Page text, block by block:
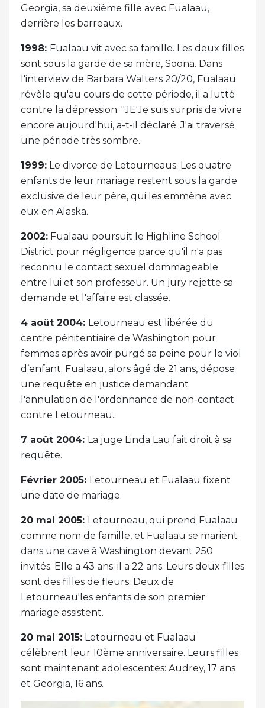
Georgia, sa deuxième fille avec Fualaau,
derrière les barreaux.
1998: Fualaau vit avec sa famille. Les deux filles
sont sous la garde de sa mère, Soona. Dans
l'interview de Barbara Walters 20/20, Fualaau
révèle qu'au cours de cette période, il a lutté
contre la dépression. "JE'Je suis surpris de vivre
encore aujourd'hui, a-t-il déclaré. J'ai traversé
une période très sombre.
1999: Le divorce de Letourneaus. Les quatre
enfants de leur mariage restent sous la garde
exclusive de leur père, qui les emmène avec
eux en Alaska.
2002: Fualaau poursuit le Highline School
District pour négligence parce qu'il n'a pas
reconnu le contact sexuel dommageable
entre lui et son professeur. Un jury rejette sa
demande et l'affaire est classée.
4 août 2004: Letourneau est libérée du
centre pénitentiaire de Washington pour
femmes après avoir purgé sa peine pour le viol
d’enfant. Fualaau, alors âgé de 21 ans, dépose
une requête en justice demandant
l'annulation de l'ordonnance de non-contact
contre Letourneau..
7 août 2004: La juge Linda Lau fait droit à sa
requête.
Février 2005: Letourneau et Fualaau fixent
une date de mariage.
20 mai 2005: Letourneau, qui prend Fualaau
comme nom de famille, et Fualaau se marient
dans une cave à Washington devant 250
invités. Elle a 43 ans; il a 22 ans. Leurs deux filles
sont des filles de fleurs. Deux de
Letourneau'les enfants de son premier
mariage assistent.
20 mai 2015: Letourneau et Fualaau
célèbrent leur 10ème anniversaire. Leurs filles
sont maintenant adolescentes: Audrey, 17 ans
et Georgia, 16 ans.